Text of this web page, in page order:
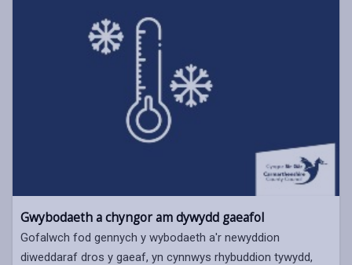
Gwybodaeth a chyngor am dywydd gaeafol
Gofalwch fod gennych y wybodaeth a'r newyddion
diweddaraf dros y gaeaf, yn cynnwys rhybuddion tywydd,